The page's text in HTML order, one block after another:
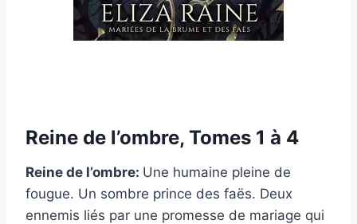
Reine de l’ombre, Tomes 1 à 4
Reine de l’ombre: Une humaine pleine de
fougue. Un sombre prince des faës. Deux
ennemis liés par une promesse de mariage qui